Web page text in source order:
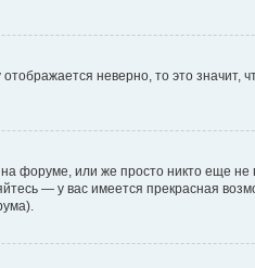
неверно, то это значит,
форуме, или же просто никто еще
— у вас имеется прекрасная